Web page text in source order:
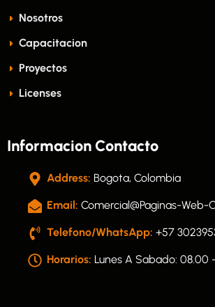
Nosotros
Capacitacion
Proyectos
Licenses
Informacion Contacto
Address: Bogota, Colombia
Email: Comercial@paginas-Web-
Telefono/WhatsApp: +57
Horarios: Lunes A Sabado: 08.00